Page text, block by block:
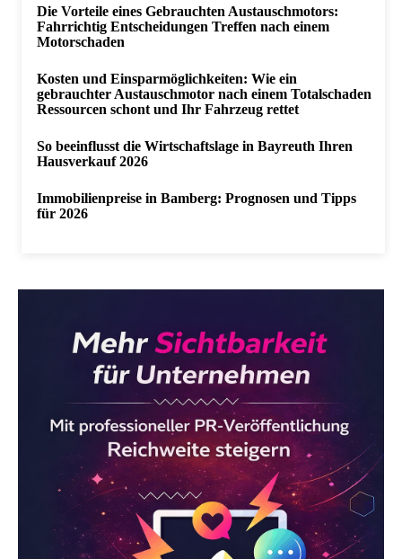
Die Vorteile eines Gebrauchten Austauschmotors:
Fahrrichtig Entscheidungen Treffen nach einem
Motorschaden
Kosten und Einsparmöglichkeiten: Wie ein
gebrauchter Austauschmotor nach einem Totalschaden
Ressourcen schont und Ihr Fahrzeug rettet
So beeinflusst die Wirtschaftslage in Bayreuth Ihren
Hausverkauf 2026
Immobilienpreise in Bamberg: Prognosen und Tipps
für 2026